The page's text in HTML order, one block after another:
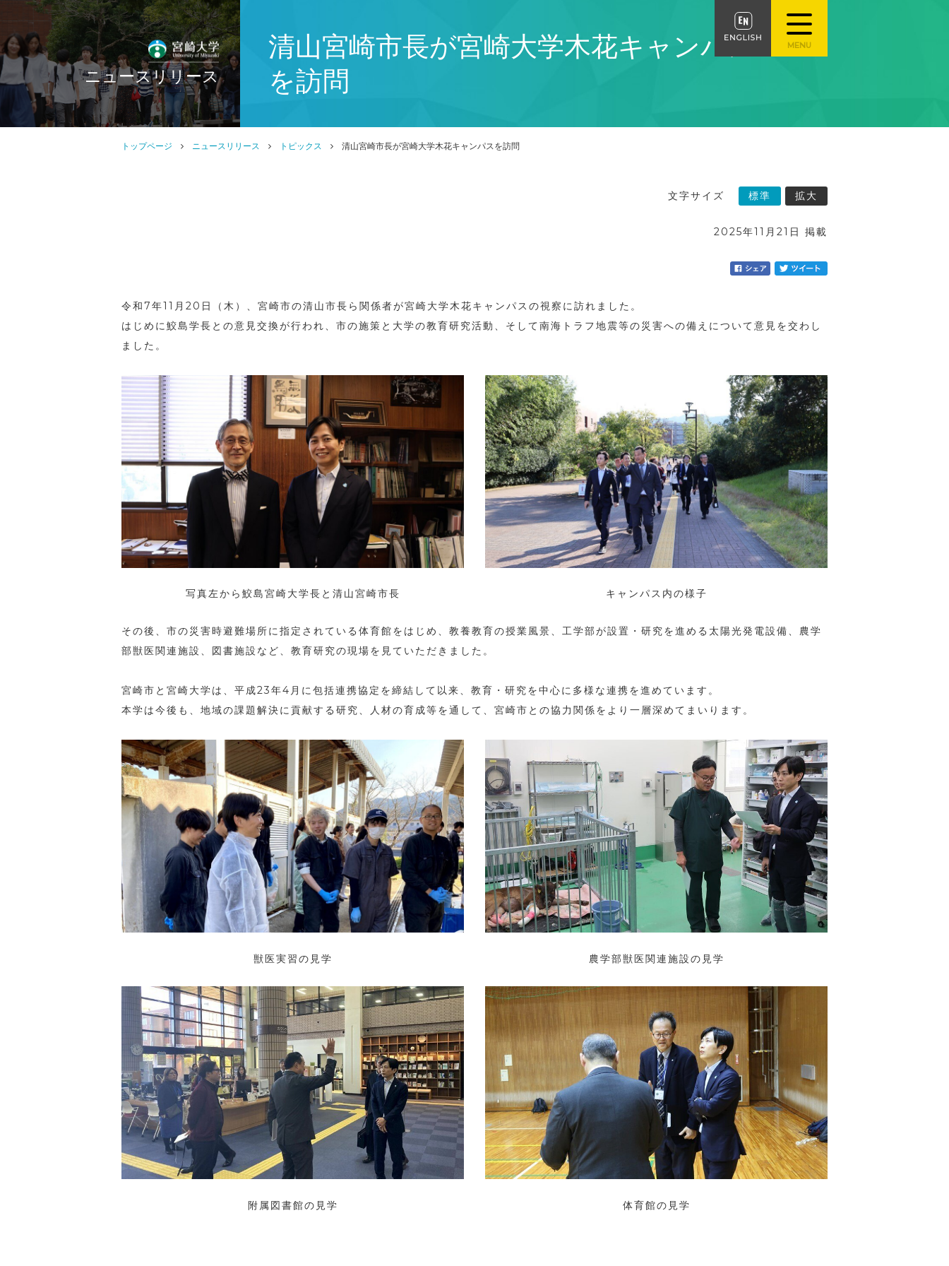
ニュースリリース
清山宮崎市長が宮崎大学木花キャンパス
を訪問
トップページ ニュースリリース トピックス 清山宮崎市長が宮崎大学木花キャンパスを訪問
2025年11月21日 掲載
令和7年11月20日（木）、宮崎市の清山市長ら関係者が宮崎大学木花キャンパスの視察に訪れました。
はじめに鮫島学長との意見交換が行われ、市の施策と大学の教育研究活動、そして南海トラフ地震等の災害への備えについて意見を交わし
ました。
写真左から鮫島宮崎大学長と清山宮崎市長 キャンパス内の様子
その後、市の災害時避難場所に指定されている体育館をはじめ、教養教育の授業風景、工学部が設置・研究を進める太陽光発電設備、農学
部獣医関連施設、図書施設など、教育研究の現場を見ていただきました。
宮崎市と宮崎大学は、平成23年4月に包括連携協定を締結して以来、教育・研究を中心に多様な連携を進めています。
本学は今後も、地域の課題解決に貢献する研究、人材の育成等を通して、宮崎市との協力関係をより一層深めてまいります。
獣医実習の見学 農学部獣医関連施設の見学
附属図書館の見学 体育館の見学
文字サイズ 標準 拡大